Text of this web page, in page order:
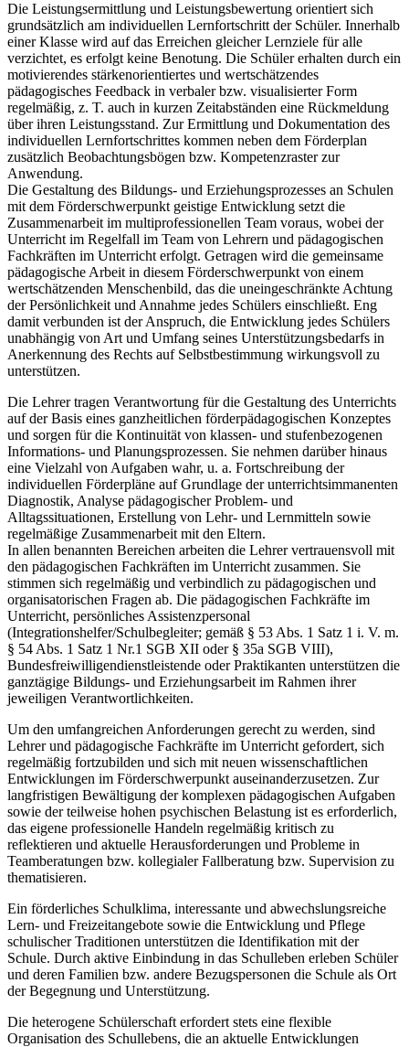
Die Leistungsermittlung und Leistungsbewertung orientiert sich
grundsätzlich am individuellen Lernfortschritt der Schüler. Innerhalb
einer Klasse wird auf das Erreichen gleicher Lernziele für alle
verzichtet, es erfolgt keine Benotung. Die Schüler erhalten durch ein
motivierendes stärkenorientiertes und wertschätzendes
pädagogisches Feedback in verbaler bzw. visualisierter Form
regelmäßig, z. T. auch in kurzen Zeitabständen eine Rückmeldung
über ihren Leistungsstand. Zur Ermittlung und Dokumentation des
individuellen Lernfortschrittes kommen neben dem Förderplan
zusätzlich Beobachtungsbögen bzw. Kompetenzraster zur
Anwendung.
Die Gestaltung des Bildungs- und Erziehungsprozesses an Schulen
mit dem Förderschwerpunkt geistige Entwicklung setzt die
Zusammenarbeit im multiprofessionellen Team voraus, wobei der
Unterricht im Regelfall im Team von Lehrern und pädagogischen
Fachkräften im Unterricht erfolgt. Getragen wird die gemeinsame
pädagogische Arbeit in diesem Förderschwerpunkt von einem
wertschätzenden Menschenbild, das die uneingeschränkte Achtung
der Persönlichkeit und Annahme jedes Schülers einschließt. Eng
damit verbunden ist der Anspruch, die Entwicklung jedes Schülers
unabhängig von Art und Umfang seines Unterstützungsbedarfs in
Anerkennung des Rechts auf Selbstbestimmung wirkungsvoll zu
unterstützen.
Die Lehrer tragen Verantwortung für die Gestaltung des Unterrichts
auf der Basis eines ganzheitlichen förderpädagogischen Konzeptes
und sorgen für die Kontinuität von klassen- und stufenbezogenen
Informations- und Planungsprozessen. Sie nehmen darüber hinaus
eine Vielzahl von Aufgaben wahr, u. a. Fortschreibung der
individuellen Förderpläne auf Grundlage der unterrichtsimmanenten
Diagnostik, Analyse pädagogischer Problem- und
Alltagssituationen, Erstellung von Lehr- und Lernmitteln sowie
regelmäßige Zusammenarbeit mit den Eltern.
In allen benannten Bereichen arbeiten die Lehrer vertrauensvoll mit
den pädagogischen Fachkräften im Unterricht zusammen. Sie
stimmen sich regelmäßig und verbindlich zu pädagogischen und
organisatorischen Fragen ab. Die pädagogischen Fachkräfte im
Unterricht, persönliches Assistenzpersonal
(Integrationshelfer/Schulbegleiter; gemäß § 53 Abs. 1 Satz 1 i. V. m.
§ 54 Abs. 1 Satz 1 Nr.1 SGB XII oder § 35a SGB VIII),
Bundesfreiwilligendienstleistende oder Praktikanten unterstützen die
ganztägige Bildungs- und Erziehungsarbeit im Rahmen ihrer
jeweiligen Verantwortlichkeiten.
Um den umfangreichen Anforderungen gerecht zu werden, sind
Lehrer und pädagogische Fachkräfte im Unterricht gefordert, sich
regelmäßig fortzubilden und sich mit neuen wissenschaftlichen
Entwicklungen im Förderschwerpunkt auseinanderzusetzen. Zur
langfristigen Bewältigung der komplexen pädagogischen Aufgaben
sowie der teilweise hohen psychischen Belastung ist es erforderlich,
das eigene professionelle Handeln regelmäßig kritisch zu
reflektieren und aktuelle Herausforderungen und Probleme in
Teamberatungen bzw. kollegialer Fallberatung bzw. Supervision zu
thematisieren.
Ein förderliches Schulklima, interessante und abwechslungsreiche
Lern- und Freizeitangebote sowie die Entwicklung und Pflege
schulischer Traditionen unterstützen die Identifikation mit der
Schule. Durch aktive Einbindung in das Schulleben erleben Schüler
und deren Familien bzw. andere Bezugspersonen die Schule als Ort
der Begegnung und Unterstützung.
Die heterogene Schülerschaft erfordert stets eine flexible
Organisation des Schullebens, die an aktuelle Entwicklungen